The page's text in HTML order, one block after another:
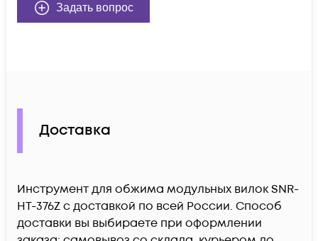
Задать вопрос
Доставка
Инструмент для обжима модульных вилок SNR-
HT-376Z c доставкой по всей России. Способ
доставки вы выбираете при оформлении